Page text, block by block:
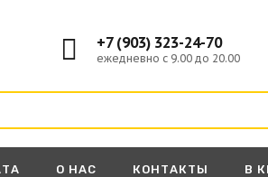
+7 (903) 323-24-70
ежедневно с 9.00 до 20.00
О НАС КОНТАКТЫ В